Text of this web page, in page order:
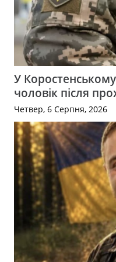
У
чоловік після
Четвер, 6 Серпня, 2026